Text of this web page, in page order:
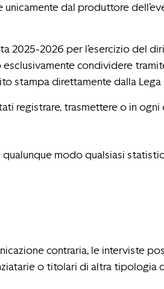
dal produttore
2025-2026 per l’esercizio
condividere
stampa direttamente dalla Lega
registrare, trasmettere o in
modo qualsiasi
contraria, le interviste
o titolari di altra